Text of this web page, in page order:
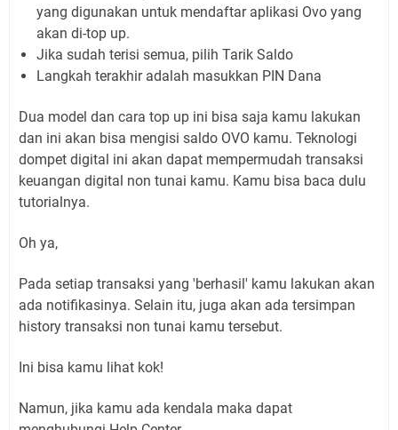
yang digunakan untuk mendaftar aplikasi Ovo yang
akan di-top up.
Jika sudah terisi semua, pilih Tarik Saldo
Langkah terakhir adalah masukkan PIN Dana
Dua model dan cara top up ini bisa saja kamu lakukan
dan ini akan bisa mengisi saldo OVO kamu. Teknologi
dompet digital ini akan dapat mempermudah transaksi
keuangan digital non tunai kamu. Kamu bisa baca dulu
tutorialnya.
Oh ya,
Pada setiap transaksi yang 'berhasil' kamu lakukan akan
ada notifikasinya. Selain itu, juga akan ada tersimpan
history transaksi non tunai kamu tersebut.
Ini bisa kamu lihat kok!
Namun, jika kamu ada kendala maka dapat